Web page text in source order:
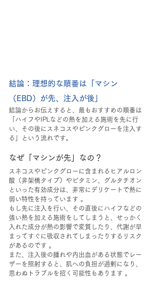
結論：理想的な順番は「マシン
（EBD）が先、注入が後」
結論からお伝えすると、最もおすすめの順番は
「ハイフやIPLなどの熱を加える施術を先に行
い、その後にスネコスやピンクグローを注入す
る」という流れです。
なぜ「マシンが先」なの？
スネコスやピンクグローに含まれるヒアルロン
酸（非架橋タイプ）やビタミン、グルタチオン
といった有効成分は、非常にデリケートで熱に
弱い特性を持っています 。
もし先に注入を行い、その直後にハイフなどの
強い熱を加える施術をしてしまうと、せっかく
入れた成分が熱の影響で変質したり、代謝が早
まってすぐに吸収されてしまったりするリスク
があるのです 。
また、注入後の腫れや内出血がある状態でレー
ザーを照射すると、肌への負担が過剰になり、
思わぬトラブルを招く可能性もあります 。